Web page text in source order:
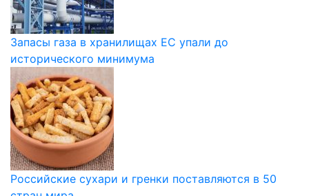
Запасы газа в хранилищах ЕС упали до
исторического минимума
Российские сухари и гренки поставляются в 50